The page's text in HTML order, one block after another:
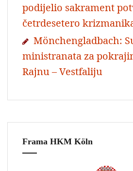
podijelio sakrament
četrdesetero
Mönchengladbach:
ministranata za
Rajnu – Vestfaliju
Frama HKM Köln